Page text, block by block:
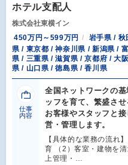
ホテル支配人
株式会社東横イン
450万円～599万円
岩手県 / 秋
県 / 東京都 / 神奈川県 / 新潟県 /
県 / 三重県 / 滋賀県 / 京都府 / 大
県 / 山口県 / 徳島県 / 香川県
仕事
内容
全国ネットワークの
ッフを育て、繁盛さ
お客様やスタッフと
営・管理します。
【具体的な業務の流れ
育 （2）客室・建物を
上管理・…